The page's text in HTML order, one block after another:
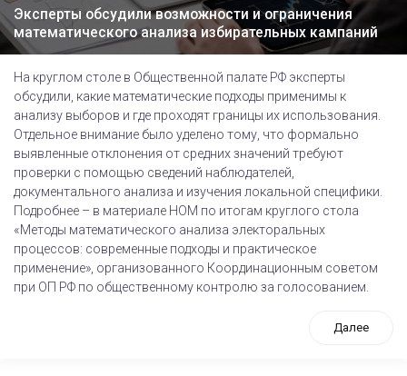
Эксперты обсудили возможности и ограничения
математического анализа избирательных кампаний
На круглом столе в Общественной палате РФ эксперты
обсудили, какие математические подходы применимы к
анализу выборов и где проходят границы их использования.
Отдельное внимание было уделено тому, что формально
выявленные отклонения от средних значений требуют
проверки с помощью сведений наблюдателей,
документального анализа и изучения локальной специфики.
Подробнее – в материале НОМ по итогам круглого стола
«Методы математического анализа электоральных
процессов: современные подходы и практическое
применение», организованного Координационным советом
при ОП РФ по общественному контролю за голосованием.
Далее